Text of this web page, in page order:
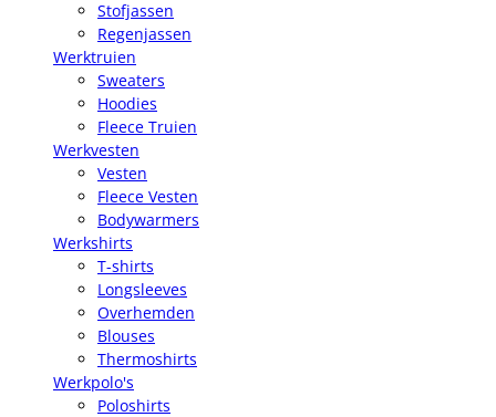
Stofjassen
Regenjassen
Werktruien
Sweaters
Hoodies
Fleece Truien
Werkvesten
Vesten
Fleece Vesten
Bodywarmers
Werkshirts
T-shirts
Longsleeves
Overhemden
Blouses
Thermoshirts
Werkpolo's
Poloshirts